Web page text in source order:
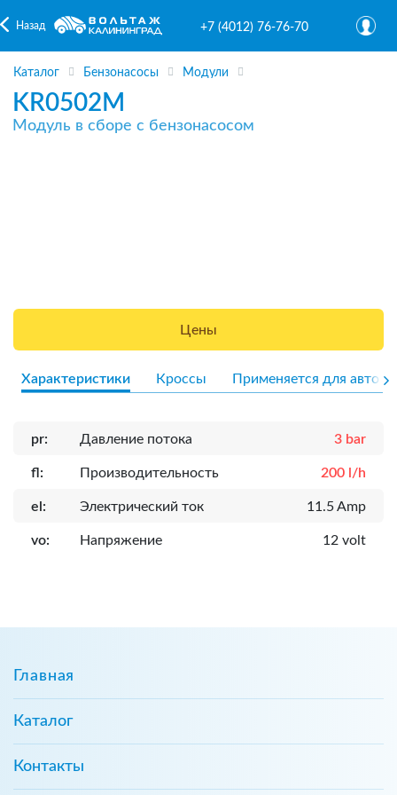
Назад +7 (4012) 76-76-70
Каталог Бензонасосы Модули
KR0502M
Модуль в сборе с бензонасосом
Цены
Характеристики Кроссы Применяется для авто
pr: Давление потока 3 bar
fl: Производительность 200 l/h
el: Электрический ток 11.5 Amp
vo: Напряжение 12 volt
Главная
Каталог
Контакты